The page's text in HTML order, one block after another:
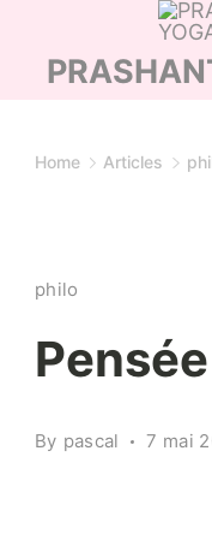
Home Articles
philo
By pascal 7 mai